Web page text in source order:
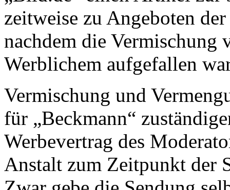
zeitweise zu Angeboten
nachdem die Vermischung
Werblichem aufgefallen
Vermischung und
für „Beckmann“
Werbevertrag des
Anstalt zum Zeitpunkt der